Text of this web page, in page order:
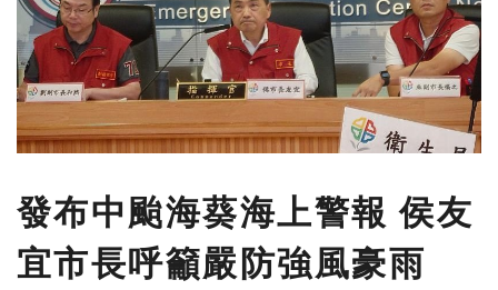
刊登
發布中颱海葵海上警報 侯友
宜市長呼籲嚴防強風豪雨